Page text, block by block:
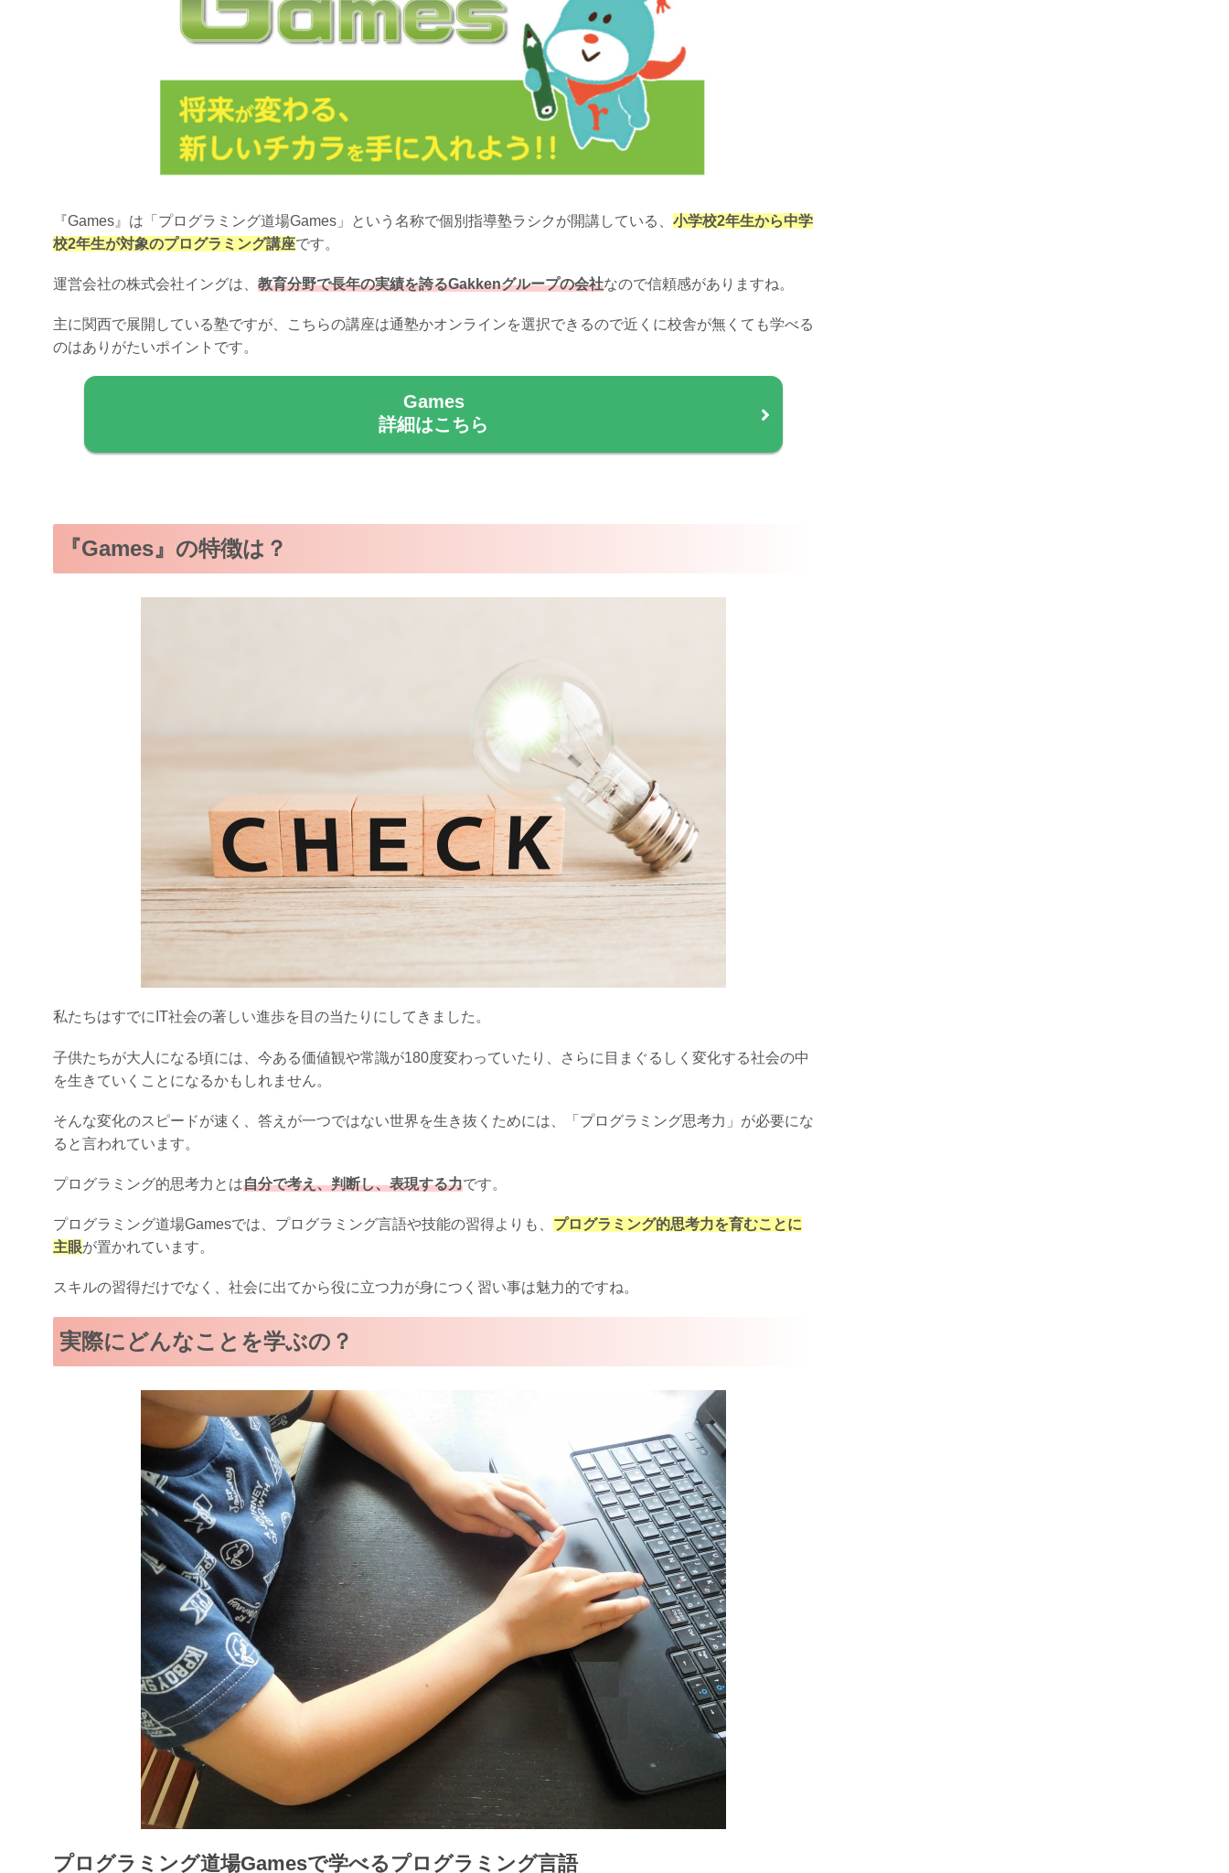
『Games』は「プログラミング道場Games」という名称で個別指導塾ラシクが開講している、 小学校2年生から中学
校2年生が対象のプログラミング講座です。
運営会社の株式会社イングは、 教育分野で長年の実績を誇るGakkenグループの会社なので信頼感がありますね。
主に関西で展開している塾ですが、こちらの講座は通塾かオンラインを選択できるので近くに校舎が無くても学べる
のはありがたいポイントです。
Games
詳細はこちら
『Games』の特徴は？
私たちはすでにIT社会の著しい進歩を目の当たりにしてきました。
子供たちが大人になる頃には、今ある価値観や常識が180度変わっていたり、さらに目まぐるしく変化する社会の中
を生きていくことになるかもしれません。
そんな変化のスピードが速く、答えが一つではない世界を生き抜くためには、「プログラミング思考力」が必要にな
ると言われています。
プログラミング的思考力とは自分で考え、判断し、表現する力です。
プログラミング道場Gamesでは、プログラミング言語や技能の習得よりも、 プログラミング的思考力を育むことに
主眼が置かれています。
スキルの習得だけでなく、社会に出てから役に立つ力が身につく習い事は魅力的ですね。
実際にどんなことを学ぶの？
プログラミング道場Gamesで学べるプログラミング言語